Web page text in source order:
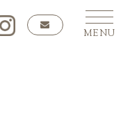
MENU